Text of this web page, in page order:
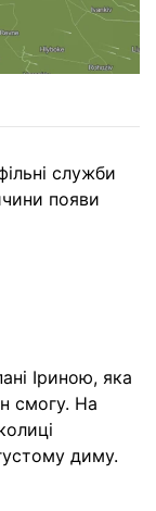
служби
появи
Іриною, яка
смогу. На
диму.